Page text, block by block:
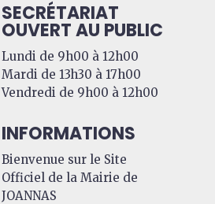
SECRÉTARIAT
OUVERT AU PUBLIC
Lundi de 9h00 à 12h00
Mardi de 13h30 à 17h00
Vendredi de 9h00 à 12h00
INFORMATIONS
Bienvenue sur le Site
Officiel de la Mairie de
JOANNAS